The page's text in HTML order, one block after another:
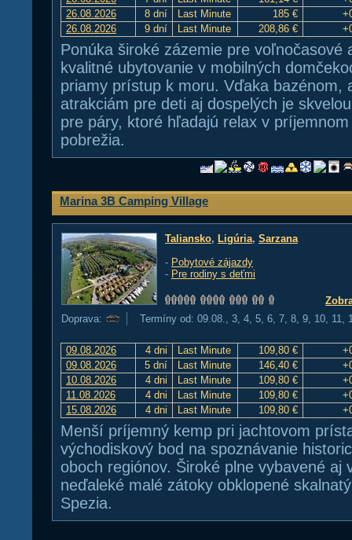
26.08.2026
8 dní Last Minute 185 €
26.08.2026
9 dní Last Minute 208,86 €
Ponúka široké zázemie pre voľnočasové
kvalitné ubytovanie v mobilných
priamy prístup k moru. Vďaka bazénom,
atrakciám pre deti aj dospelých je
pre páry, ktoré hľadajú relax v
pobrežia.
Marina 3B Camping Village
Taliansko, Ligúria, Sarzana
- Pobytové zájazdy
- Pre rodiny s deťmi
Doprava:
Termíny od: 09.08., 3, 4, 5, 6, 7, 8, 9, 10, 11,
09.08.2026 4 dni Last Minute 109,80 €
09.08.2026
5 dní Last Minute 146,40 €
10.08.2026
4 dni Last Minute 109,80 €
11.08.2026
4 dni Last Minute 109,80 €
15.08.2026
4 dni Last Minute 109,80 €
Menší príjemný kemp pri jachtovom
východiskový bod na spoznávanie
oboch regiónov. Široké plne vybavené aj
neďaleké malé zátoky obklopené
Spezia.